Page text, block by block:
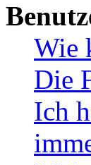
Wie
Die
Ich